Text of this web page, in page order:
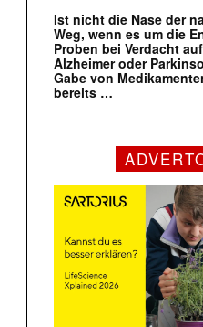
Ist nicht die Nase der
Weg, wenn es um die
Proben bei Verdacht
Alzheimer oder
Gabe von
bereits …